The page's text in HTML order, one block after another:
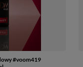
#voom419